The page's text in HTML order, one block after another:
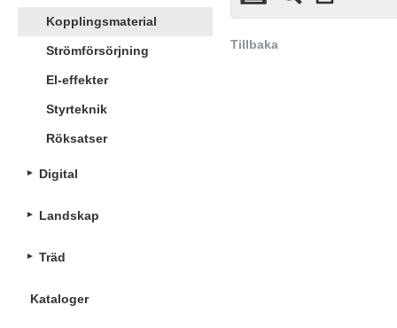
Kopplingsmaterial
Strömförsörjning
El-effekter
Styrteknik
Röksatser
Digital
Landskap
Träd
Kataloger
Tillbaka